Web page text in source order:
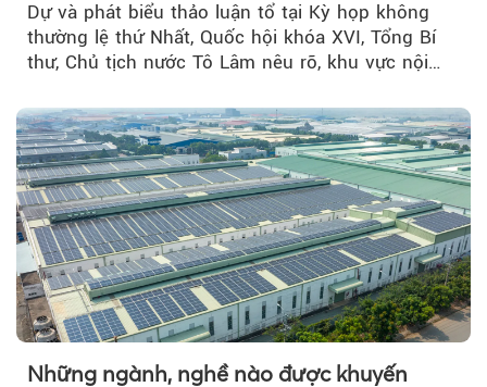
Dự và phát biểu thảo luận tổ tại Kỳ họp không
thường lệ thứ Nhất, Quốc hội khóa XVI, Tổng Bí
thư, Chủ tịch nước Tô Lâm nêu rõ, khu vực nội
Những ngành, nghề nào được khuyến